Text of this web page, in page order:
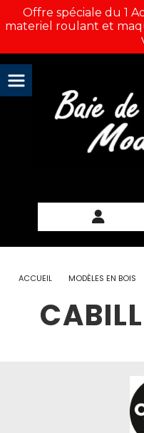
Offre spéciale du 1
materiel roulant et
ACCUEIL MODÈLES EN BOIS
Panneau de gestion des cookies